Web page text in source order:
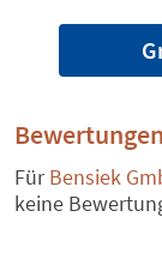
FürBensiek
keine